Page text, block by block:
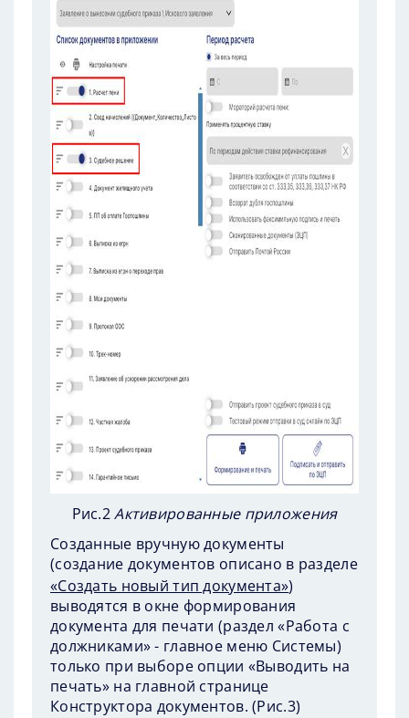
Рис.2Активированные приложения
Созданные вручную документы
(создание документов описано в разделе
«Создать новый тип документа»)
выводятся в окне формирования
документа для печати (раздел «Работа с
должниками» - главное меню Системы)
только при выборе опции «Выводить на
печать» на главной странице
Конструктора документов. (Рис.3)